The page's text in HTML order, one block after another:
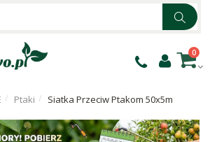
0
Ptaki Siatka Przeciw Ptakom 50x5m